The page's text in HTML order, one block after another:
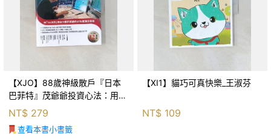
【XJO】88歲神級散戶『日本
巴菲特』茂爺爺投資心法：用
「126法則」滾出18億円資產的
69年股海交易術_藤本茂, 賴惠
鈴
NT$ 279
查看本書小書籤
【XI1】貓巧可真快樂_王淑芬
NT$ 109